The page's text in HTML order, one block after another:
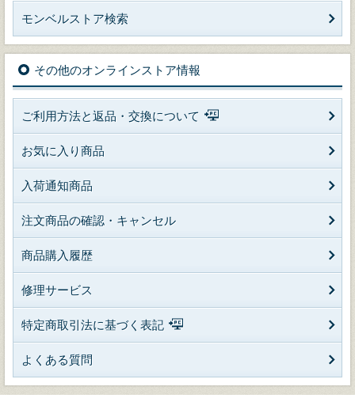
モンベルストア検索
その他のオンラインストア情報
ご利用方法と返品・交換について
お気に入り商品
入荷通知商品
注文商品の確認・キャンセル
商品購入履歴
修理サービス
特定商取引法に基づく表記
よくある質問